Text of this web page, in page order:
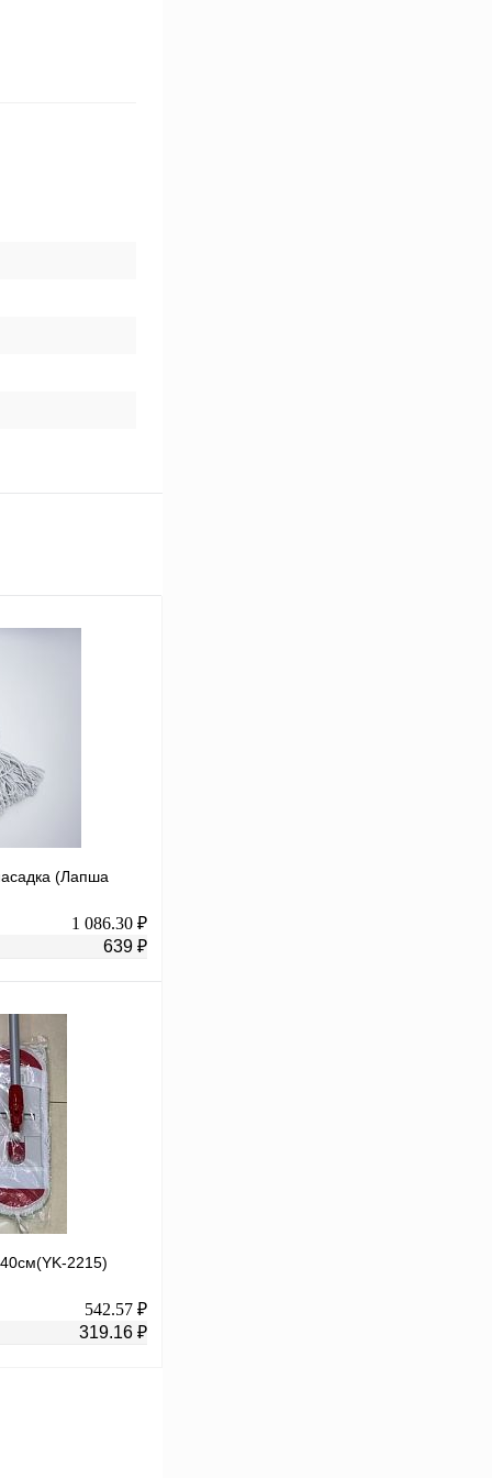
(Лапша
1 086.30 ₽
639 ₽
сравнению
2215)
542.57 ₽
319.16 ₽